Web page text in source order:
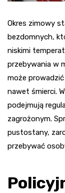
Okres zimowy
bezdomnych,
niskimi
przebywania w
może
nawet śmierci.
podejmują
zagrożonym.
pustostany,
przebywać